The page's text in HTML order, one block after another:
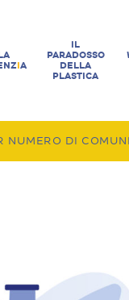
IA
IL
PARADOSSO
DELLA
PLASTICA
NUMERO DI